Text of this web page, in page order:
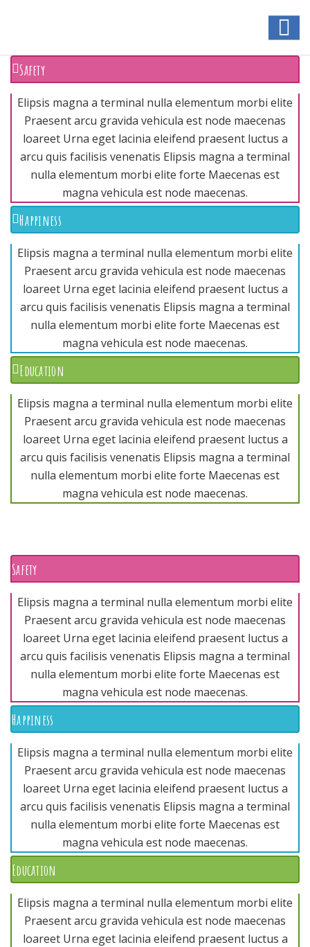
Safety
Elipsis magna a terminal nulla elementum morbi elite
Praesent arcu gravida vehicula est node maecenas
loareet Urna eget lacinia eleifend praesent luctus a
arcu quis facilisis venenatis Elipsis magna a terminal
nulla elementum morbi elite forte Maecenas est
magna vehicula est node maecenas.
Happiness
Elipsis magna a terminal nulla elementum morbi elite
Praesent arcu gravida vehicula est node maecenas
loareet Urna eget lacinia eleifend praesent luctus a
arcu quis facilisis venenatis Elipsis magna a terminal
nulla elementum morbi elite forte Maecenas est
magna vehicula est node maecenas.
Education
Elipsis magna a terminal nulla elementum morbi elite
Praesent arcu gravida vehicula est node maecenas
loareet Urna eget lacinia eleifend praesent luctus a
arcu quis facilisis venenatis Elipsis magna a terminal
nulla elementum morbi elite forte Maecenas est
magna vehicula est node maecenas.
Safety
Elipsis magna a terminal nulla elementum morbi elite
Praesent arcu gravida vehicula est node maecenas
loareet Urna eget lacinia eleifend praesent luctus a
arcu quis facilisis venenatis Elipsis magna a terminal
nulla elementum morbi elite forte Maecenas est
magna vehicula est node maecenas.
Happiness
Elipsis magna a terminal nulla elementum morbi elite
Praesent arcu gravida vehicula est node maecenas
loareet Urna eget lacinia eleifend praesent luctus a
arcu quis facilisis venenatis Elipsis magna a terminal
nulla elementum morbi elite forte Maecenas est
magna vehicula est node maecenas.
Education
Elipsis magna a terminal nulla elementum morbi elite
Praesent arcu gravida vehicula est node maecenas
loareet Urna eget lacinia eleifend praesent luctus a